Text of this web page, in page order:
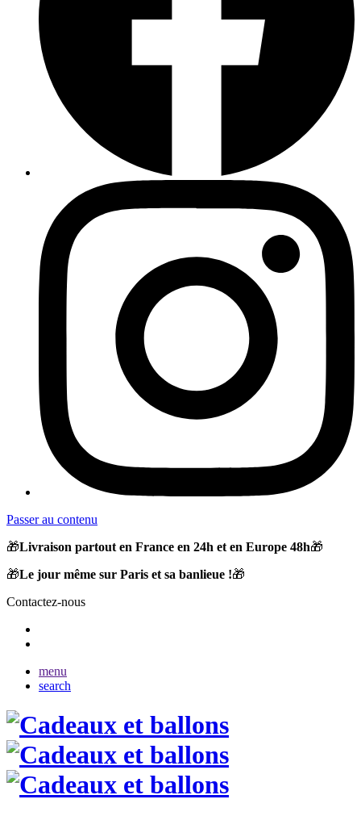
Passer au contenu
🎁Livraison partout en France en 24h et en Europe 48h🎁
🎁Le jour même sur Paris et sa banlieue !🎁
Contactez-nous
menu
search